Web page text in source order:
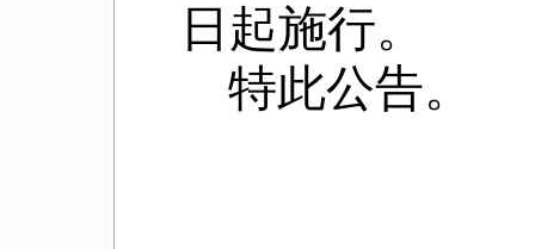
日起施行。
特此公告。